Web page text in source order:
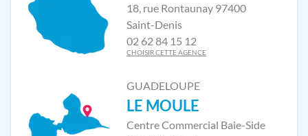
18, rue Rontaunay 97400
Saint-Denis
02 62 84 15 12
CHOISIR CETTE AGENCE
GUADELOUPE
LE MOULE
Centre Commercial Baie-Side